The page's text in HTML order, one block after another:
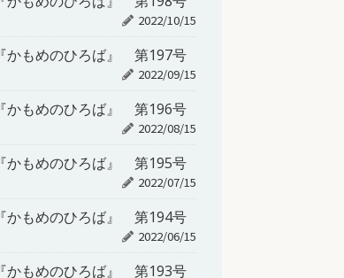
2022/10/15
『かもめのひろば』 第197号
2022/09/15
『かもめのひろば』 第196号
2022/08/15
『かもめのひろば』 第195号
2022/07/15
『かもめのひろば』 第194号
2022/06/15
『かもめのひろば』 第193号